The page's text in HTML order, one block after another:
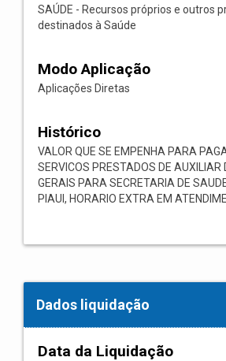
SAÚDE - Recursos próprios e outros
destinados à Saúde
Modo Aplicação
Aplicações Diretas
Histórico
VALOR QUE SE EMPENHA PARA
SERVICOS PRESTADOS DE AUXILIAR
GERAIS PARA SECRETARIA DE
PIAUI, HORARIO EXTRA EM
Dados liquidação
Data da Liquidação